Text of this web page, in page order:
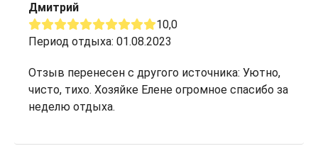
Дмитрий
10,0
Период отдыха: 01.08.2023
Отзыв перенесен с другого источника: Уютно,
чисто, тихо. Хозяйке Елене огромное спасибо за
неделю отдыха.